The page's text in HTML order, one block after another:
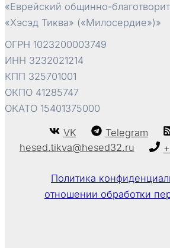
«Еврейский общинно-
«Хэсэд Тиква» («Милосердие»)»
ОГРН 1023200003749
ИНН 3232021214
КПП 325701001
ОКПО 41285747
ОКАТО 15401375000
VK Telegram
hesed.tikva@hesed32.ru
Политика
отношении обработки